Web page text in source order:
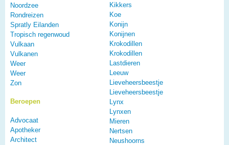
Noordzee
Rondreizen
Spratly Eilanden
Tropisch regenwoud
Vulkaan
Vulkanen
Weer
Weer
Zon
Beroepen
Advocaat
Apotheker
Architect
Kikkers
Koe
Konijn
Konijnen
Krokodillen
Krokodillen
Lastdieren
Leeuw
Lieveheersbeestje
Lieveheersbeestje
Lynx
Lynxen
Mieren
Nertsen
Neushoorns